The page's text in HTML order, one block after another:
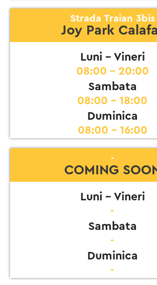
Strada Traian 3bis
Joy Park
Luni - Vineri
08:00 - 20:00
Sambata
08:00 - 18:00
Duminica
08:00 - 16:00
-
COMING
Luni - Vineri
-
Sambata
-
Duminica
-